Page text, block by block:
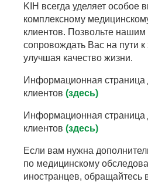
KIH всегда уделяет особое
комплексному
клиентов. Позвольте
сопровождать Вас на пути к
улучшая качество жизни.
Информационная страница
клиентов (здесь)
Информационная страница
клиентов (здесь)
Если вам нужна
по медицинскому
иностранцев,